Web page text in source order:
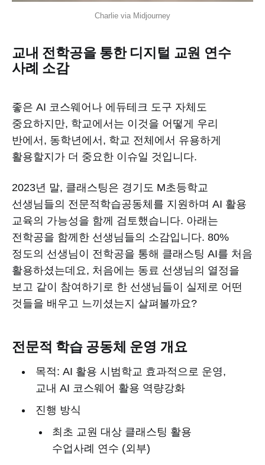
Charlie via Midjourney
교내 전학공을 통한 디지털 교원 연수
사례 소감
좋은 AI 코스웨어나 에듀테크 도구 자체도
중요하지만, 학교에서는 이것을 어떻게 우리
반에서, 동학년에서, 학교 전체에서 유용하게
활용할지가 더 중요한 이슈일 것입니다.
2023년 말, 클래스팅은 경기도 M초등학교
선생님들의 전문적학습공동체를 지원하며 AI 활용
교육의 가능성을 함께 검토했습니다. 아래는
전학공을 함께한 선생님들의 소감입니다. 80%
정도의 선생님이 전학공을 통해 클래스팅 AI를 처음
활용하셨는데요, 처음에는 동료 선생님의 열정을
보고 같이 참여하기로 한 선생님들이 실제로 어떤
것들을 배우고 느끼셨는지 살펴볼까요?
전문적 학습 공동체 운영 개요
목적: AI 활용 시범학교 효과적으로 운영,
교내 AI 코스웨어 활용 역량강화
진행 방식
최초 교원 대상 클래스팅 활용
수업사례 연수 (외부)